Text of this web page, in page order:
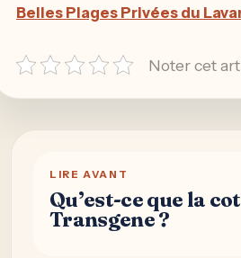
Belles Plages Privées du
Noter cet
LIRE AVANT
Qu’est-ce que la
Transgene ?